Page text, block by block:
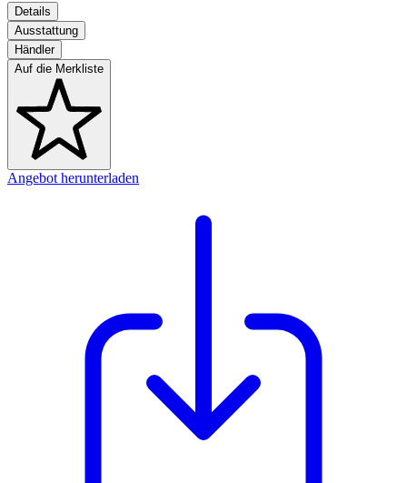
Details
Ausstattung
Händler
Auf die Merkliste
Angebot herunterladen